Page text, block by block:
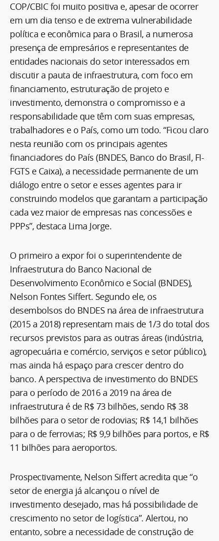
COP/CBIC foi muito positiva e, apesar de ocorrer
em um dia tenso e de extrema vulnerabilidade
política e econômica para o Brasil, a numerosa
presença de empresários e representantes de
entidades nacionais do setor interessados em
discutir a pauta de infraestrutura, com foco em
financiamento, estruturação de projeto e
investimento, demonstra o compromisso e a
responsabilidade que têm com suas empresas,
trabalhadores e o País, como um todo. “Ficou claro
nesta reunião com os principais agentes
financiadores do País (BNDES, Banco do Brasil, FI-
FGTS e Caixa), a necessidade permanente de um
diálogo entre o setor e esses agentes para ir
construindo modelos que garantam a participação
cada vez maior de empresas nas concessões e
PPPs”, destaca Lima Jorge.
O primeiro a expor foi o superintendente de
Infraestrutura do Banco Nacional de
Desenvolvimento Econômico e Social (BNDES),
Nelson Fontes Siffert. Segundo ele, os
desembolsos do BNDES na área de infraestrutura
(2015 a 2018) representam mais de 1/3 do total dos
recursos previstos para as outras áreas (indústria,
agropecuária e comércio, serviços e setor público),
mas ainda há espaço para crescer dentro do
banco. A perspectiva de investimento do BNDES
para o período de 2016 a 2019 na área de
infraestrutura é de R$ 73 bilhões, sendo R$ 38
bilhões para o setor de rodovias; R$ 14,1 bilhões
para o de ferrovias; R$ 9,9 bilhões para portos, e R$
11 bilhões para aeroportos.
Prospectivamente, Nelson Siffert acredita que “o
setor de energia já alcançou o nível de
investimento desejado, mas há possibilidade de
crescimento no setor de logística”. Alertou, no
entanto, sobre a necessidade de construção de